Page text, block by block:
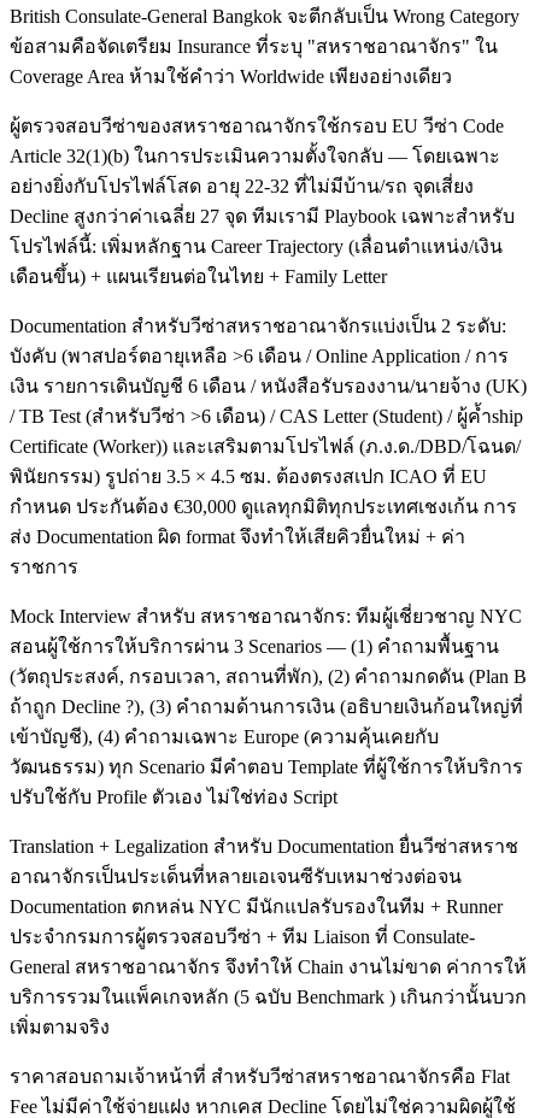
British Consulate-General Bangkok จะตีกลับเป็น Wrong Category
ข้อสามคือจัดเตรียม Insurance ที่ระบุ "สหราชอาณาจักร" ใน
Coverage Area ห้ามใช้คำว่า Worldwide เพียงอย่างเดียว
ผู้ตรวจสอบวีซ่าของสหราชอาณาจักรใช้กรอบ EU วีซ่า Code
Article 32(1)(b) ในการประเมินความตั้งใจกลับ — โดยเฉพาะ
อย่างยิ่งกับโปรไฟล์โสด อายุ 22-32 ที่ไม่มีบ้าน/รถ จุดเสี่ยง
Decline สูงกว่าค่าเฉลี่ย 27 จุด ทีมเรามี Playbook เฉพาะสำหรับ
โปรไฟล์นี้: เพิ่มหลักฐาน Career Trajectory (เลื่อนตำแหน่ง/เงิน
เดือนขึ้น) + แผนเรียนต่อในไทย + Family Letter
Documentation สำหรับวีซ่าสหราชอาณาจักรแบ่งเป็น 2 ระดับ:
บังคับ (พาสปอร์ตอายุเหลือ >6 เดือน / Online Application / การ
เงิน รายการเดินบัญชี 6 เดือน / หนังสือรับรองงาน/นายจ้าง (UK)
/ TB Test (สำหรับวีซ่า >6 เดือน) / CAS Letter (Student) / ผู้ค้ำship
Certificate (Worker)) และเสริมตามโปรไฟล์ (ภ.ง.ด./DBD/โฉนด/
พินัยกรรม) รูปถ่าย 3.5 × 4.5 ซม. ต้องตรงสเปก ICAO ที่ EU
กำหนด ประกันต้อง €30,000 ดูแลทุกมิติทุกประเทศเชงเก้น การ
ส่ง Documentation ผิด format จึงทำให้เสียคิวยื่นใหม่ + ค่า
ราชการ
Mock Interview สำหรับ สหราชอาณาจักร: ทีมผู้เชี่ยวชาญ NYC
สอนผู้ใช้การให้บริการผ่าน 3 Scenarios — (1) คำถามพื้นฐาน
(วัตถุประสงค์, กรอบเวลา, สถานที่พัก), (2) คำถามกดดัน (Plan B
ถ้าถูก Decline ?), (3) คำถามด้านการเงิน (อธิบายเงินก้อนใหญ่ที่
เข้าบัญชี), (4) คำถามเฉพาะ Europe (ความคุ้นเคยกับ
วัฒนธรรม) ทุก Scenario มีคำตอบ Template ที่ผู้ใช้การให้บริการ
ปรับใช้กับ Profile ตัวเอง ไม่ใช่ท่อง Script
Translation + Legalization สำหรับ Documentation ยื่นวีซ่าสหราช
อาณาจักรเป็นประเด็นที่หลายเอเจนซีรับเหมาช่วงต่อจน
Documentation ตกหล่น NYC มีนักแปลรับรองในทีม + Runner
ประจำกรมการผู้ตรวจสอบวีซ่า + ทีม Liaison ที่ Consulate-
General สหราชอาณาจักร จึงทำให้ Chain งานไม่ขาด ค่าการให้
บริการรวมในแพ็คเกจหลัก (5 ฉบับ Benchmark ) เกินกว่านั้นบวก
เพิ่มตามจริง
ราคาสอบถามเจ้าหน้าที่ สำหรับวีซ่าสหราชอาณาจักรคือ Flat
Fee ไม่มีค่าใช้จ่ายแฝง หากเคส Decline โดยไม่ใช่ความผิดผู้ใช้